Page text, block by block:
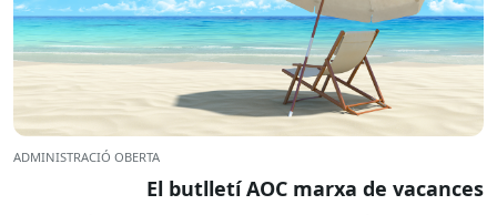
ADMINISTRACIÓ OBERTA
El butlletí AOC marxa de vacances